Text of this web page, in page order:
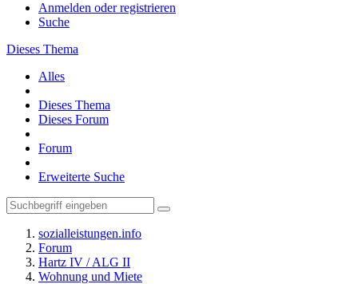
Anmelden oder registrieren
Suche
Dieses Thema
Alles
Dieses Thema
Dieses Forum
Forum
Erweiterte Suche
sozialleistungen.info
Forum
Hartz IV / ALG II
Wohnung und Miete